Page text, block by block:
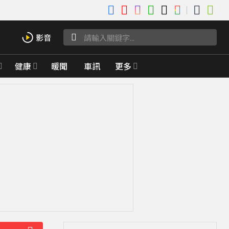
健康 暖聞 車訊 更多